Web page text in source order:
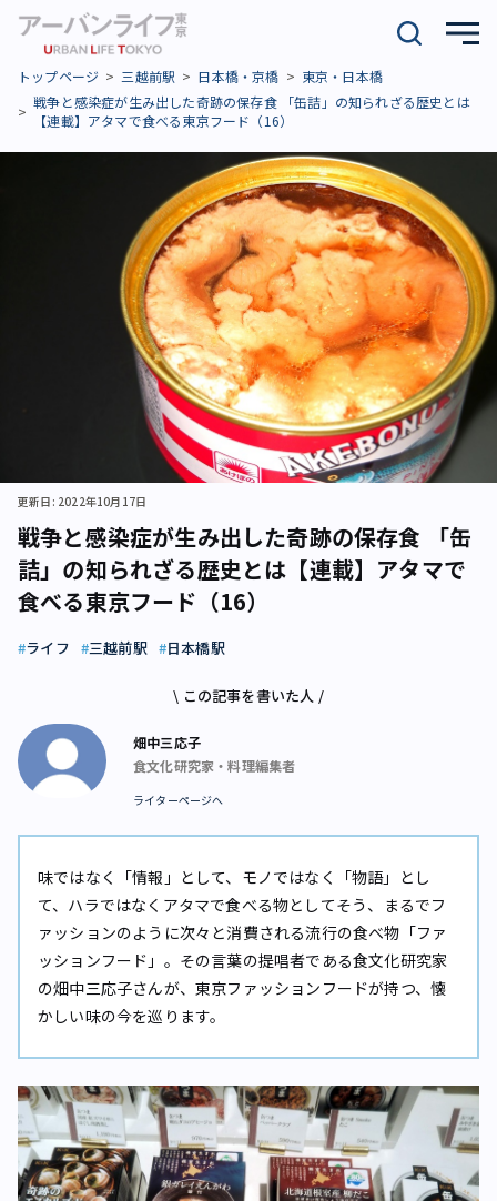
トップページ 三越前駅 日本橋・京橋
東京・日本橋
戦争と感染症が生み出した奇跡の保存食 「缶詰」の知られざる歴史とは
【連載】アタマで食べる東京フード（16）
戦争と感染症が生み出した奇跡の保存食 「缶
詰」の知られざる歴史とは【連載】アタマで
食べる東京フード（16）
更新日: 2022年10月17日
ライフ 三越前駅 日本橋駅
\ この記事を書いた人 /
畑中三応子
食文化研究家・料理編集者
ライターページへ
味ではなく「情報」として、モノではなく「物語」とし
て、ハラではなくアタマで食べる物として――そう、まるでフ
ァッションのように次々と消費される流行の食べ物「ファ
ッションフード」。その言葉の提唱者である食文化研究家
の畑中三応子さんが、東京ファッションフードが持つ、懐
かしい味の今を巡ります。